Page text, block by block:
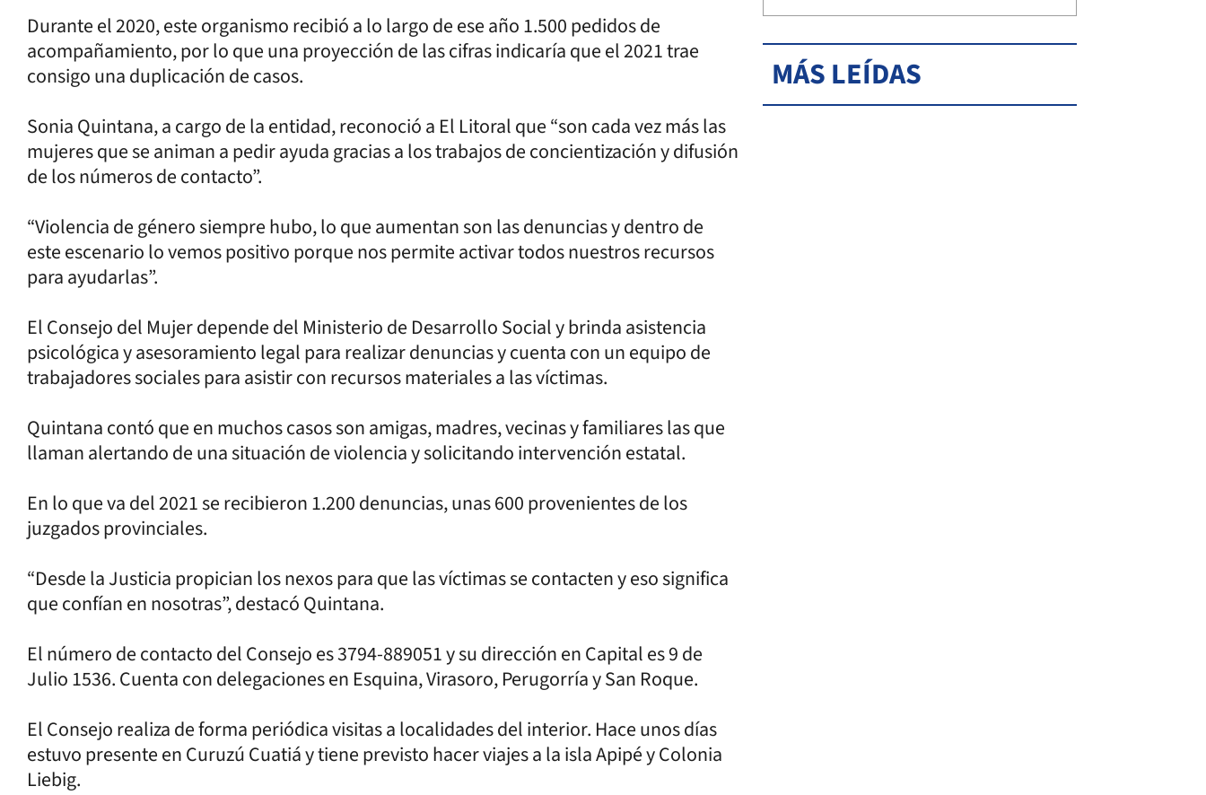
Durante el 2020, este organismo recibió a lo largo de ese año 1.500 pedidos de
acompañamiento, por lo que una proyección de las cifras indicaría que el 2021 trae
consigo una duplicación de casos.
Sonia Quintana, a cargo de la entidad, reconoció a El Litoral que “son cada vez más las
mujeres que se animan a pedir ayuda gracias a los trabajos de concientización y difusión
de los números de contacto”.
“Violencia de género siempre hubo, lo que aumentan son las denuncias y dentro de
este escenario lo vemos positivo porque nos permite activar todos nuestros recursos
para ayudarlas”.
El Consejo del Mujer depende del Ministerio de Desarrollo Social y brinda asistencia
psicológica y asesoramiento legal para realizar denuncias y cuenta con un equipo de
trabajadores sociales para asistir con recursos materiales a las víctimas.
Quintana contó que en muchos casos son amigas, madres, vecinas y familiares las que
llaman alertando de una situación de violencia y solicitando intervención estatal.
En lo que va del 2021 se recibieron 1.200 denuncias, unas 600 provenientes de los
juzgados provinciales.
“Desde la Justicia propician los nexos para que las víctimas se contacten y eso significa
que confían en nosotras”, destacó Quintana.
El número de contacto del Consejo es 3794-889051 y su dirección en Capital es 9 de
Julio 1536. Cuenta con delegaciones en Esquina, Virasoro, Perugorría y San Roque.
El Consejo realiza de forma periódica visitas a localidades del interior. Hace unos días
estuvo presente en Curuzú Cuatiá y tiene previsto hacer viajes a la isla Apipé y Colonia
Liebig.
MÁS LEÍDAS